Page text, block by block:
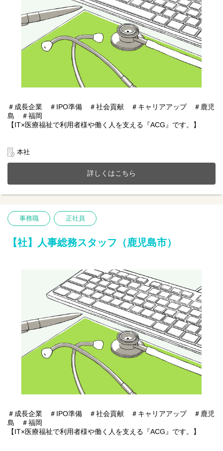
＃成長企業 ＃IPO準備 ＃社会貢献 ＃キャリアアップ ＃鹿児
島 ＃福岡
【IT×医療福祉で利用者様や働く人を支える『ACG』です。】
業、施設紹介事業またシステムアプリ開発などIT事業を展開。
今までのご経験やスキルを当社で発揮して頂ける方を募集してい
【仕事内容】人事総務業務全般（採用・総務メイン）
１人一台ゆったりとした作業スペースでIPOに向けた準備を含め、
る幅広い年齢層のメンバーがそろっています。
個々によって働き方も違い、多様性を活かしキャリアアップが可
□採用に関わる事務（応募者管理や調整など）
□来客・電話応対など
本社
詳しくはこちら
事務職 正社員
【社】人事総務スタッフ（鹿児島市）
＃成長企業 ＃IPO準備 ＃社会貢献 ＃キャリアアップ ＃鹿児
島 ＃福岡
【IT×医療福祉で利用者様や働く人を支える『ACG』です。】